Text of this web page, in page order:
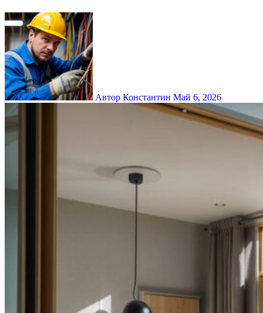
Автор Константин Май 6, 2026